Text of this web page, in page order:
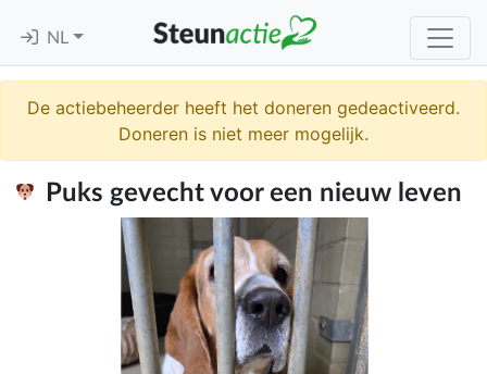
NL
De actiebeheerder heeft het doneren gedeactiveerd.
Doneren is niet meer mogelijk.
Puks gevecht voor een nieuw leven